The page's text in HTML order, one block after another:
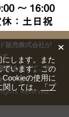
販売株式会社が
。
囲を超えて、許
ています。
Reserved.
します。また
ています。この
の使用に
しては、
「プ